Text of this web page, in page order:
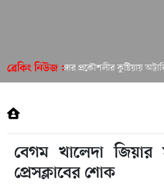
ব্রেকিং নিউজ :
চুয়াডাঙ্গার প্রকৌশলীর কুষ্টিয়ায়
বেগম খালেদা জিয়ার
প্রেসক্লাবের শোক